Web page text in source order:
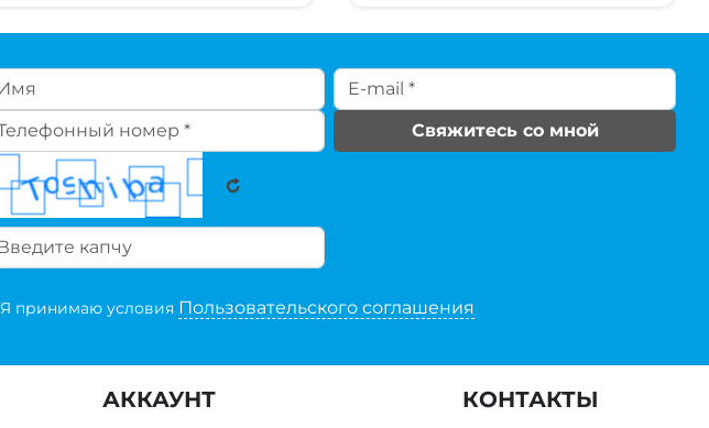
Свяжитесь со мной
Я принимаю условия Пользовательского соглашения
АККАУНТ КОНТАКТЫ